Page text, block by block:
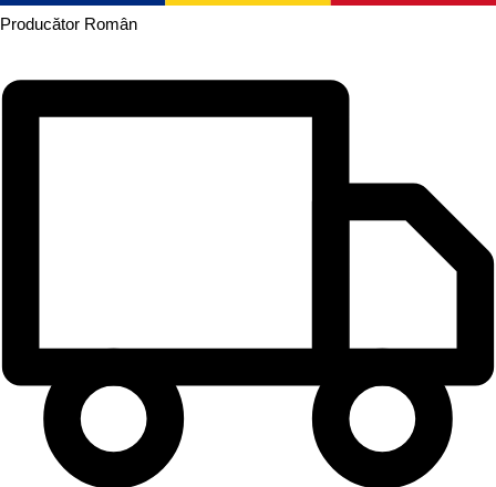
Producător Român